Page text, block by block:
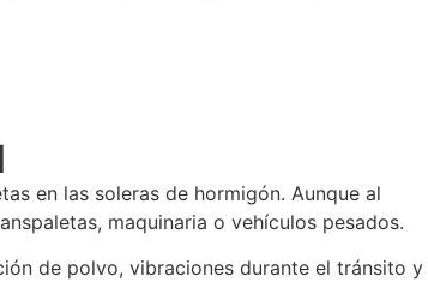
en las soleras de hormigón. Aunque al
maquinaria o vehículos pesados.
de polvo, vibraciones durante el tránsito y